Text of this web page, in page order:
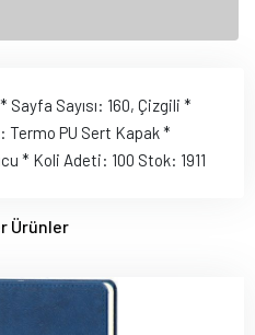
Sayısı: 160, Çizgili *
Termo PU Sert Kapak *
* Koli Adeti: 100 Stok: 1911
Ürünler